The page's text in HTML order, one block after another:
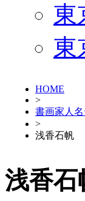
東
東
HOME
>
書画家人
>
浅香石帆
浅香石